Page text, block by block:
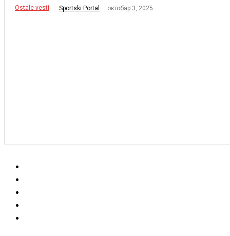
Ostale vesti Sportski Portal октобар 3, 2025